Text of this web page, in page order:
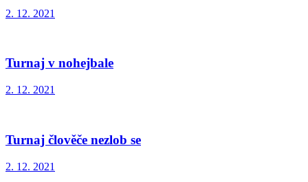
2. 12. 2021
Turnaj v nohejbale
2. 12. 2021
Turnaj člověče nezlob se
2. 12. 2021